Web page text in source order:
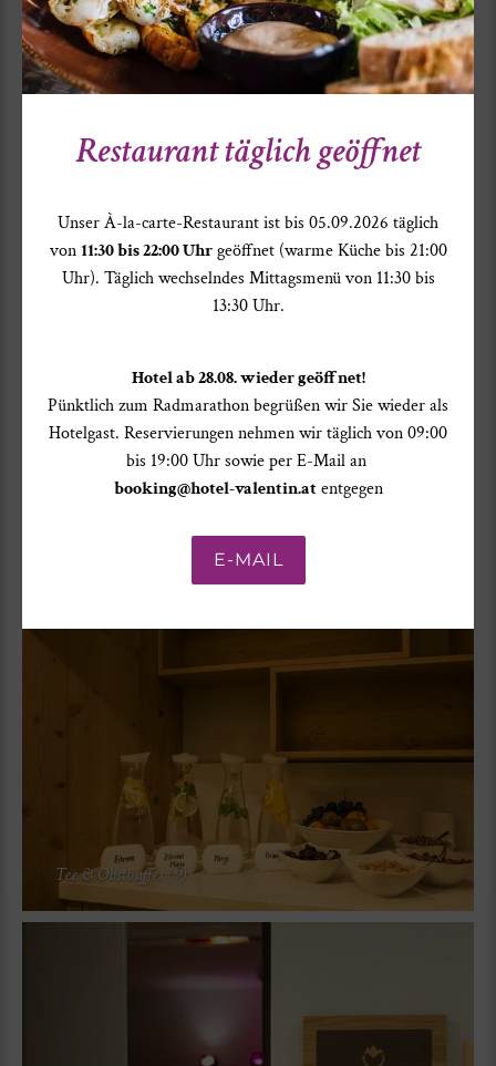
Restaurant täglich geöffnet
Unser À-la-carte-Restaurant ist bis 05.09.2026 täglich
von11:30 bis 22:00 Uhrgeöffnet (warme Küche bis 21:00
Uhr). Täglich wechselndes Mittagsmenü von 11:30 bis
13:30 Uhr.
Hotel ab 28.08. wieder geöffnet!
Pünktlich zum Radmarathon begrüßen wir Sie wieder als
Hotelgast. Reservierungen nehmen wir täglich von 09:00
bis 19:00 Uhr sowie per E-Mail an
booking@hotel-valentin.atentgegen
E-MAIL
Dampfbad (5)
Tee & Obstbuffet (9)